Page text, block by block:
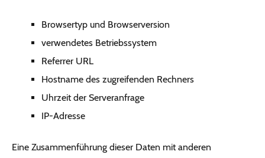
Browsertyp und Browserversion
verwendetes Betriebssystem
Referrer URL
Hostname des zugreifenden Rechners
Uhrzeit der Serveranfrage
IP-Adresse
Eine Zusammenführung dieser Daten mit anderen